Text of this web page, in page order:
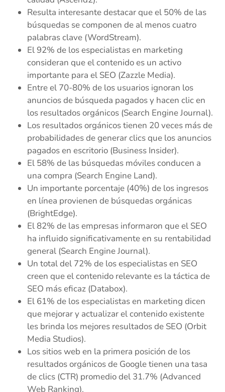
Resulta interesante destacar que el 50% de las
búsquedas se componen de al menos cuatro
palabras clave (WordStream).
El 92% de los especialistas en marketing
consideran que el contenido es un activo
importante para el SEO (Zazzle Media).
Entre el 70-80% de los usuarios ignoran los
anuncios de búsqueda pagados y hacen clic en
los resultados orgánicos (Search Engine Journal).
Los resultados orgánicos tienen 20 veces más de
probabilidades de generar clics que los anuncios
pagados en escritorio (Business Insider).
El 58% de las búsquedas móviles conducen a
una compra (Search Engine Land).
Un importante porcentaje (40%) de los ingresos
en línea provienen de búsquedas orgánicas
(BrightEdge).
El 82% de las empresas informaron que el SEO
ha influido significativamente en su rentabilidad
general (Search Engine Journal).
Un total del 72% de los especialistas en SEO
creen que el contenido relevante es la táctica de
SEO más eficaz (Databox).
El 61% de los especialistas en marketing dicen
que mejorar y actualizar el contenido existente
les brinda los mejores resultados de SEO (Orbit
Media Studios).
Los sitios web en la primera posición de los
resultados orgánicos de Google tienen una tasa
de clics (CTR) promedio del 31.7% (Advanced
Web Ranking).